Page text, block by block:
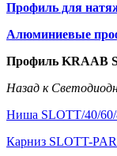
Профиль для
Алюминиевые
Профиль KRAAB
Назад к
Ниша SLOTT/40/
Карниз SLOTT-